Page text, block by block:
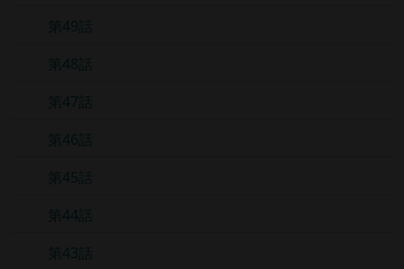
第49話
第48話
第47話
第46話
第45話
第44話
第43話